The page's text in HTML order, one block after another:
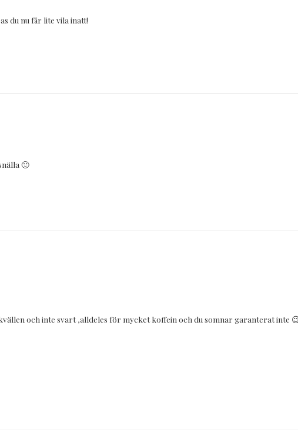
du nu får lite vila inatt!
🙂
och inte svart ,alldeles för mycket koffein och du somnar garanterat inte